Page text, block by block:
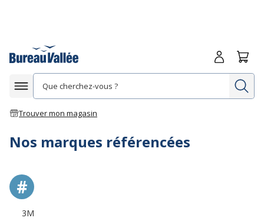
Afficher la navigation
Trouver mon magasin
Me
Nos marques référencées
#
3M